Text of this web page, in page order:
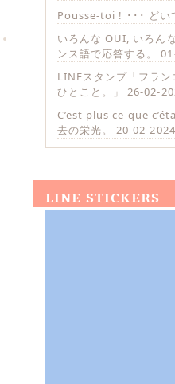
Pousse-toi ! ･･･ どい
いろんな OUI, いろん
ンス語で応答する。
LINEスタンプ「フラ
ひとこと。」
26-02-
C’est plus ce que
去の栄光。
20-02-2024
LINE STICKERS